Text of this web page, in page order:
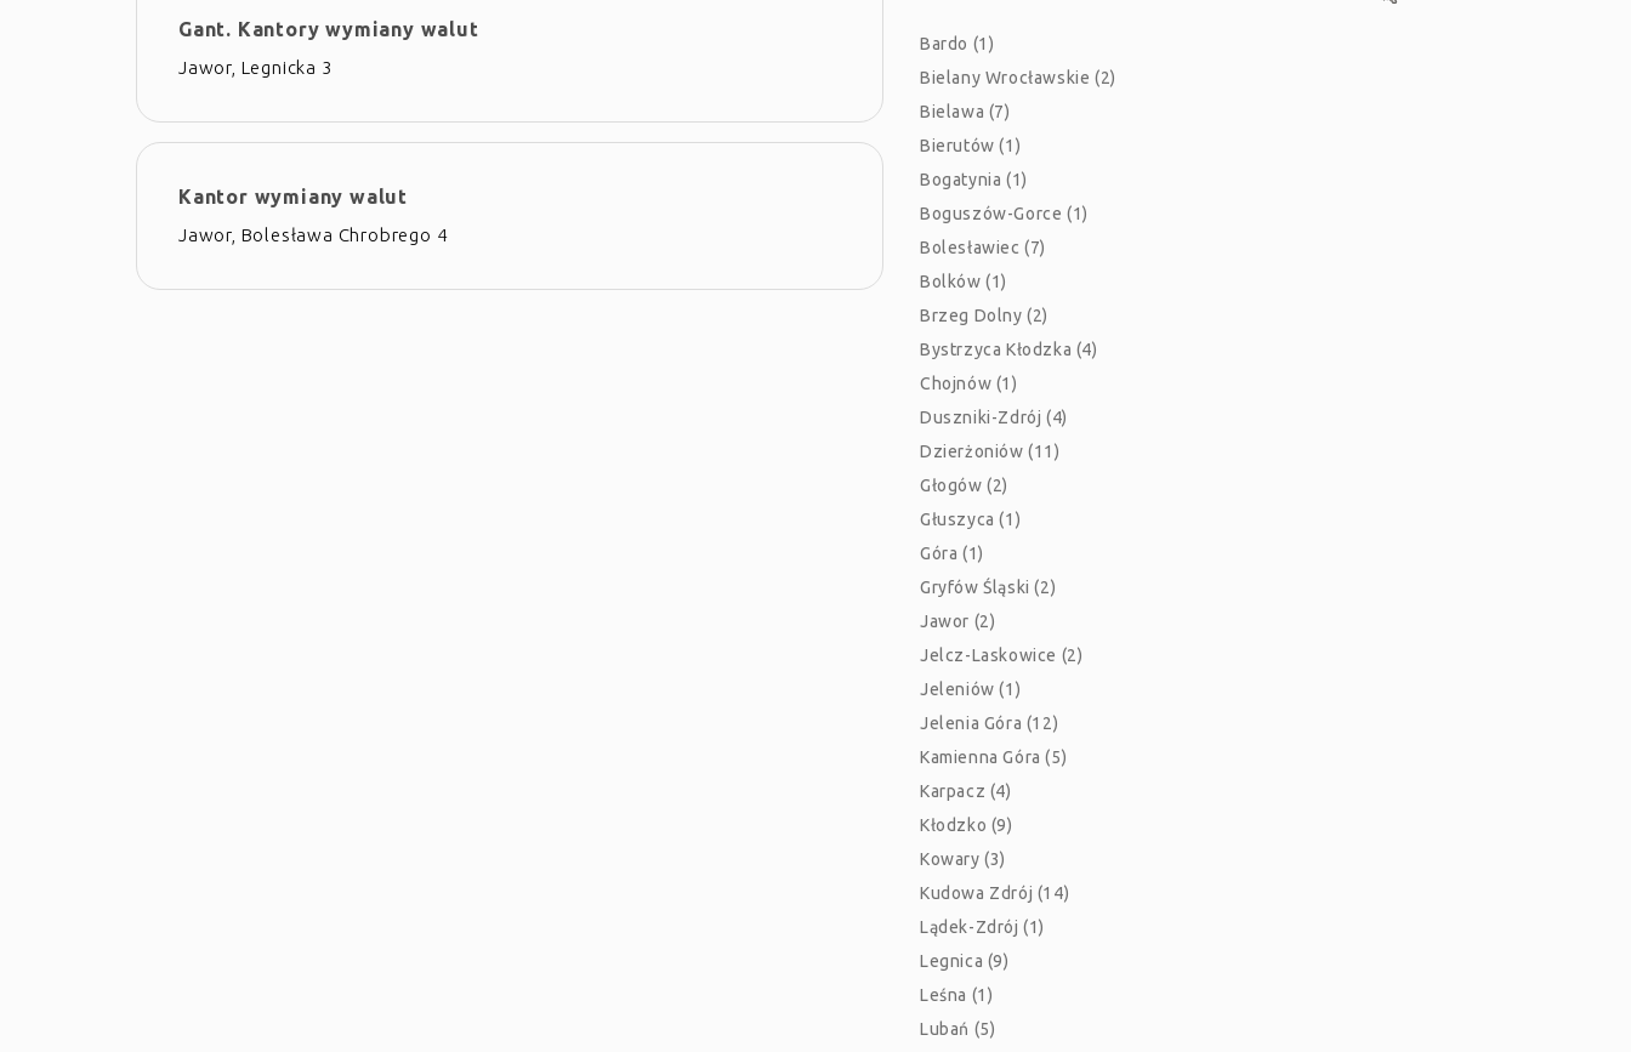
Gant. Kantory wymiany walut
Jawor, Legnicka 3
Kantor wymiany walut
Jawor, Bolesława Chrobrego 4
Bardo (1)
Bielany Wrocławskie (2)
Bielawa (7)
Bierutów (1)
Bogatynia (1)
Boguszów-Gorce (1)
Bolesławiec (7)
Bolków (1)
Brzeg Dolny (2)
Bystrzyca Kłodzka (4)
Chojnów (1)
Duszniki-Zdrój (4)
Dzierżoniów (11)
Głogów (2)
Głuszyca (1)
Góra (1)
Gryfów Śląski (2)
Jawor (2)
Jelcz-Laskowice (2)
Jeleniów (1)
Jelenia Góra (12)
Kamienna Góra (5)
Karpacz (4)
Kłodzko (9)
Kowary (3)
Kudowa Zdrój (14)
Lądek-Zdrój (1)
Legnica (9)
Leśna (1)
Lubań (5)